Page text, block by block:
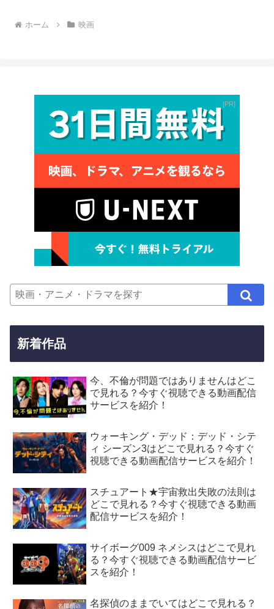
ホーム 映画
PR
新着作品
今、不倫が問題ではありませんはどこ
で見れる？今すぐ視聴できる動画配信
サービスを紹介！
ウォーキング・デッド：デッド・シテ
ィ シーズン3はどこで見れる？今すぐ
視聴できる動画配信サービスを紹介！
スチュアート★宇宙救出失敗の法則は
どこで見れる？今すぐ視聴できる動画
配信サービスを紹介！
サイボーグ009 ネメシスはどこで見れ
る？今すぐ視聴できる動画配信サービ
スを紹介！
名探偵のままでいてはどこで見れる？